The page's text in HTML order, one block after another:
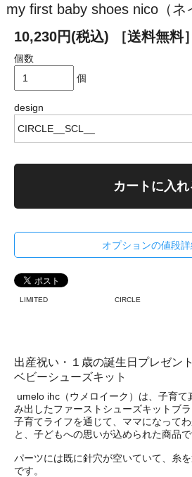
my first baby shoes nico（ネ
10,230円(税込)
［送料無料］
個数
個
design
カートに入れ
オプションの値段詳
LIMITED CIRCLE
出産祝い・１歳の誕生日プレゼン
ベビーシューズキット
umelo ihc（ウメロイーク）は、子育て
み出したファーストシューズキットブラ
子育てライフを通じて、ママになって
と、子どもへの思いが込められた商品で
パーツには既に針穴が空いていて、糸
です。